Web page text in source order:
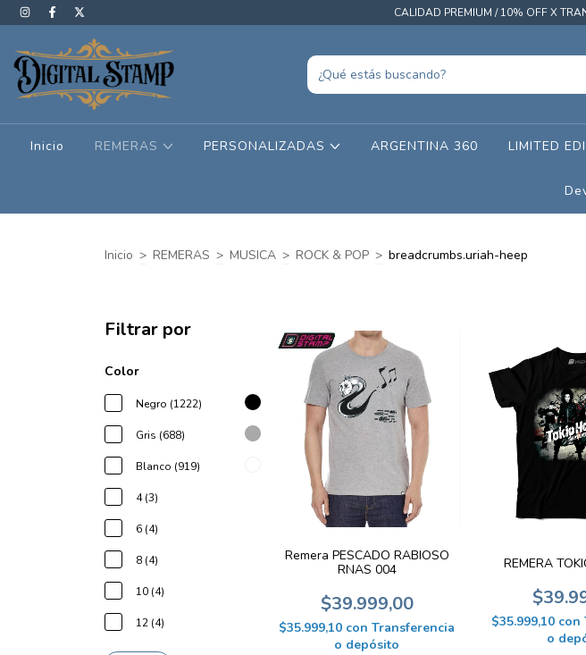
CALIDAD PREMIUM / 10% OFF X
Inicio REMERAS PERSONALIZADAS ARGENTINA 360 LIMITED
Inicio > REMERAS > MUSICA > ROCK & POP > breadcrumbs.uriah-heep
Filtrar por
Color
Negro (1222)
Gris (688)
Blanco (919)
4 (3)
6 (4)
8 (4)
10 (4)
12 (4)
Remera PESCADO RABIOSO
RNAS 004
$39.999,00
$35.999,10 con Transferencia
o depósito
REMERA
$35.999,10 con
o